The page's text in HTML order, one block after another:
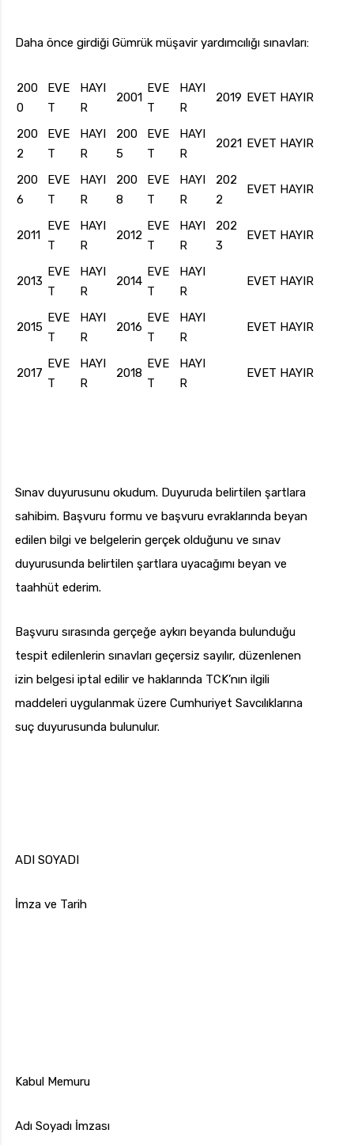
Daha önce girdiği Gümrük müşavir yardımcılığı sınavları:
200
0
EVE
T
HAYI
R
2001
EVE
T
HAYI
R
2019 EVET HAYIR
200
2
EVE
T
HAYI
R
200
5
EVE
T
HAYI
R
2021 EVET HAYIR
200
6
EVE
T
HAYI
R
200
8
EVE
T
HAYI
R
202
2
EVET HAYIR
2011
EVE
T
HAYI
R
2012
EVE
T
HAYI
R
202
3
EVET HAYIR
2013
EVE
T
HAYI
R
2014
EVE
T
HAYI
R
EVET HAYIR
2015
EVE
T
HAYI
R
2016
EVE
T
HAYI
R
EVET HAYIR
2017
EVE
T
HAYI
R
2018
EVE
T
HAYI
R
EVET HAYIR
Sınav duyurusunu okudum. Duyuruda belirtilen şartlara
sahibim. Başvuru formu ve başvuru evraklarında beyan
edilen bilgi ve belgelerin gerçek olduğunu ve sınav
duyurusunda belirtilen şartlara uyacağımı beyan ve
taahhüt ederim.
Başvuru sırasında gerçeğe aykırı beyanda bulunduğu
tespit edilenlerin sınavları geçersiz sayılır, düzenlenen
izin belgesi iptal edilir ve haklarında TCK’nın ilgili
maddeleri uygulanmak üzere Cumhuriyet Savcılıklarına
suç duyurusunda bulunulur.
ADI SOYADI
İmza ve Tarih
Kabul Memuru
Adı Soyadı İmzası